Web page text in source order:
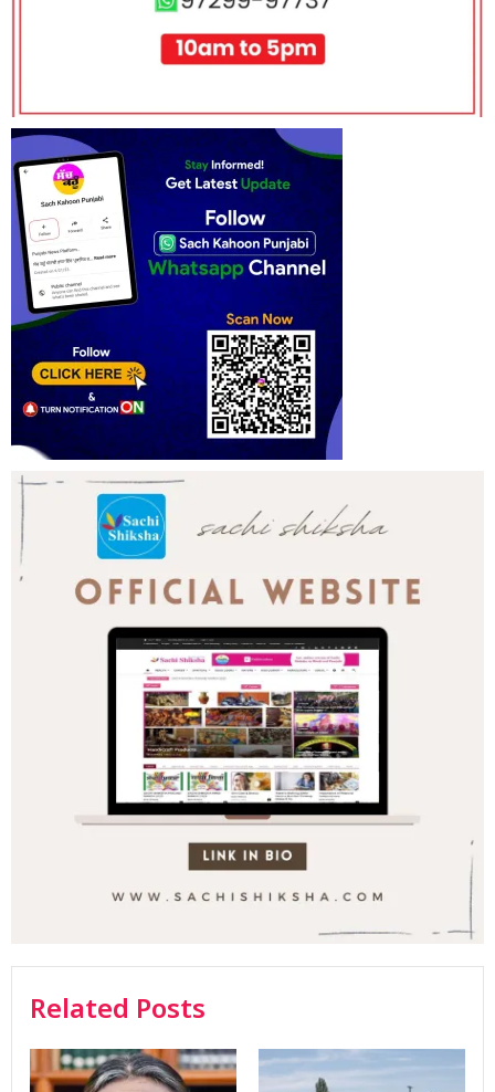
Related Posts